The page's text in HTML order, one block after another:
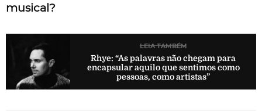
musical?
LEIA TAMBÉM
Rhye: “As palavras não chegam para
encapsular aquilo que sentimos como
pessoas, como artistas”